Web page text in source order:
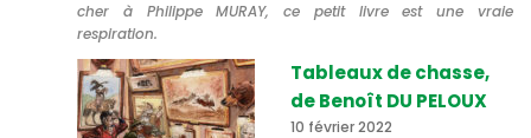
cher à Philippe MURAY, ce petit livre est une vraie
respiration.
Tableaux de chasse,
de Benoît DU PELOUX
10 février 2022